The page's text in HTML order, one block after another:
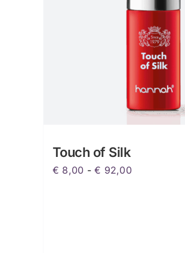
Touch of Silk
€ 8,00 - € 92,00Prijsklasse: